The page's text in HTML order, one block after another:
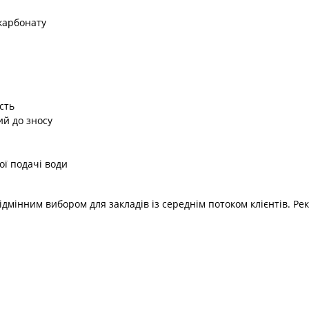
до зносу
подачі води
вибором для закладів із середнім потоком клієнтів.